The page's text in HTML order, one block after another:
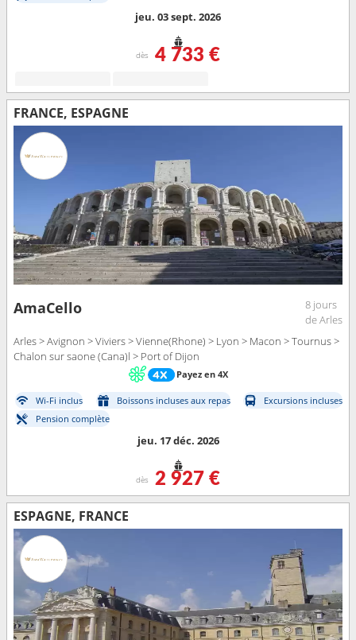
jeu. 03 sept. 2026
dès 4 733 €
FRANCE, ESPAGNE
AmaCello
8 jours
de Arles
Arles > Avignon > Viviers > Vienne(Rhone) > Lyon > Macon > Tournus >
Chalon sur saone (Cana)l > Port of Dijon
Payez en 4X
Wi-Fi inclus Boissons incluses aux repas
Excursions incluses
Pension complète
jeu. 17 déc. 2026
dès 2 927 €
ESPAGNE, FRANCE